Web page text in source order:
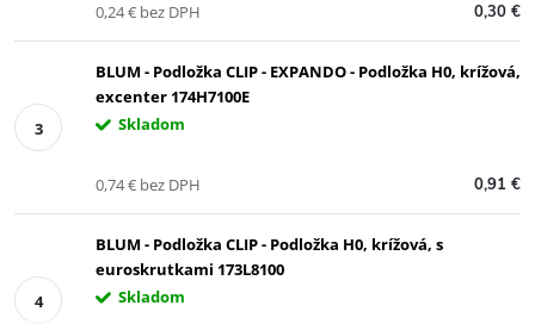
0,30 €
0,24 € bez DPH
BLUM - Podložka CLIP - EXPANDO - Podložka H0, krížová,
excenter 174H7100E
Skladom
0,91 €
0,74 € bez DPH
BLUM - Podložka CLIP - Podložka H0, krížová, s
euroskrutkami 173L8100
Skladom